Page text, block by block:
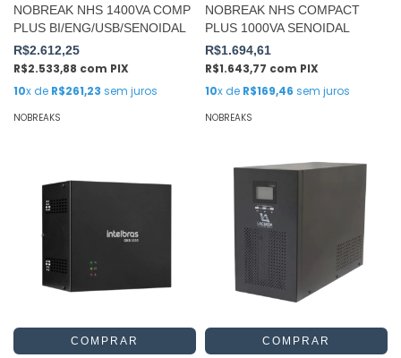
NOBREAK NHS 1400VA COMP
PLUS BI/ENG/USB/SENOIDAL
R$2.612,25
R$2.533,88 com PIX
10x de R$261,23 sem juros
NOBREAKS
NOBREAK NHS COMPACT
PLUS 1000VA SENOIDAL
R$1.694,61
R$1.643,77 com PIX
10x de R$169,46 sem juros
NOBREAKS